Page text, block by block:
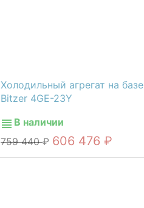
Холодильный агрегат на базе
Bitzer 4GE-23Y
В наличии
759 440
606 476